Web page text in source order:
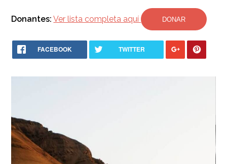
Donantes: Ver lista completa aquí DONAR
FACEBOOK TWITTER